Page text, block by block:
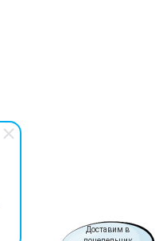
Доставим в